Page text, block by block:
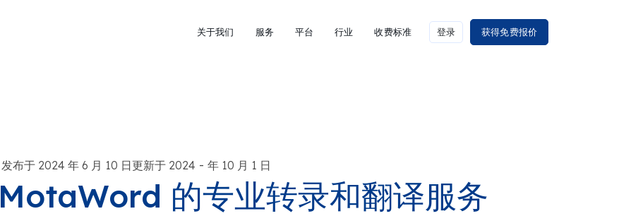
关于我们 服务 平台 行业 收费标准 登录 获得免费报价
发布于 2024 年 6 月 10 日更新于 2024 - 年 10 月 1 日
MotaWord 的专业转录和翻译服务